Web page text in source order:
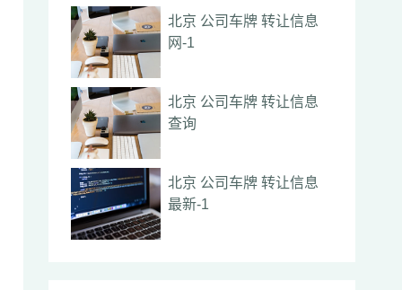
北京 公司车牌 转让信息
网-1
北京 公司车牌 转让信息
查询
北京 公司车牌 转让信息
最新-1